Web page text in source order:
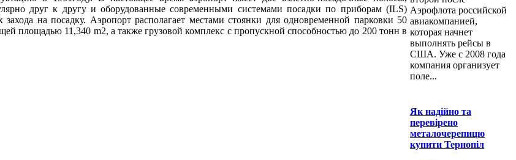
друг к другу и оборудованные современными системами посадки по приборам (ILS)
на посадку. Аэропорт располагает местами стоянки для одновременной парковки 50
площадью 11,340 m2, а также грузовой комплекс с пропускной способностью до 200 тонн в
Аэрофлота российской
авиакомпанией,
которая начнет
выполнять рейсы в
США. Уже с 2008 года
компания организует
поле...
Як надійно та
перевірено
металочерепицю
купити Тернопіл